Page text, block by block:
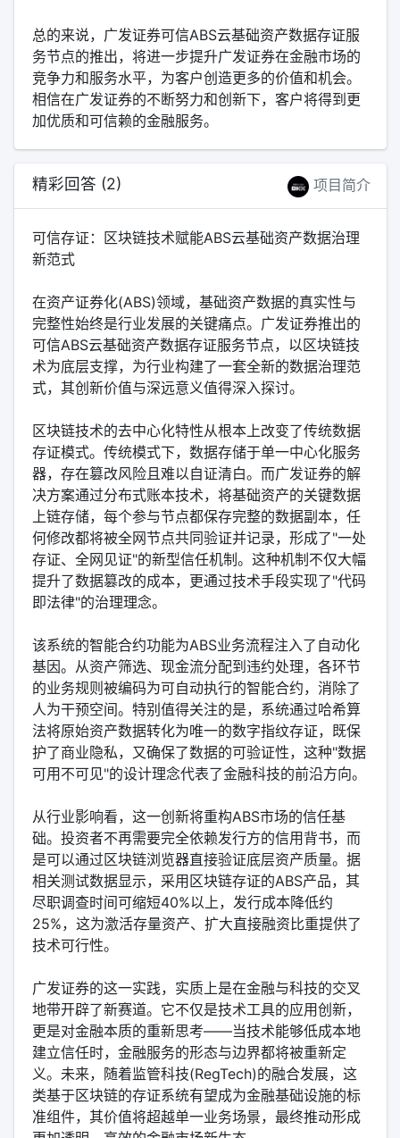
总的来说，广发证券可信ABS云基础资产数据存证服
务节点的推出，将进一步提升广发证券在金融市场的
竞争力和服务水平，为客户创造更多的价值和机会。
相信在广发证券的不断努力和创新下，客户将得到更
加优质和可信赖的金融服务。
精彩回答 (2) 项目简介
可信存证：区块链技术赋能ABS云基础资产数据治理
新范式
在资产证券化(ABS)领域，基础资产数据的真实性与
完整性始终是行业发展的关键痛点。广发证券推出的
可信ABS云基础资产数据存证服务节点，以区块链技
术为底层支撑，为行业构建了一套全新的数据治理范
式，其创新价值与深远意义值得深入探讨。
区块链技术的去中心化特性从根本上改变了传统数据
存证模式。传统模式下，数据存储于单一中心化服务
器，存在篡改风险且难以自证清白。而广发证券的解
决方案通过分布式账本技术，将基础资产的关键数据
上链存储，每个参与节点都保存完整的数据副本，任
何修改都将被全网节点共同验证并记录，形成了"一处
存证、全网见证"的新型信任机制。这种机制不仅大幅
提升了数据篡改的成本，更通过技术手段实现了"代码
即法律"的治理理念。
该系统的智能合约功能为ABS业务流程注入了自动化
基因。从资产筛选、现金流分配到违约处理，各环节
的业务规则被编码为可自动执行的智能合约，消除了
人为干预空间。特别值得关注的是，系统通过哈希算
法将原始资产数据转化为唯一的数字指纹存证，既保
护了商业隐私，又确保了数据的可验证性，这种"数据
可用不可见"的设计理念代表了金融科技的前沿方向。
从行业影响看，这一创新将重构ABS市场的信任基
础。投资者不再需要完全依赖发行方的信用背书，而
是可以通过区块链浏览器直接验证底层资产质量。据
相关测试数据显示，采用区块链存证的ABS产品，其
尽职调查时间可缩短40%以上，发行成本降低约
25%，这为激活存量资产、扩大直接融资比重提供了
技术可行性。
广发证券的这一实践，实质上是在金融与科技的交叉
地带开辟了新赛道。它不仅是技术工具的应用创新，
更是对金融本质的重新思考——当技术能够低成本地
建立信任时，金融服务的形态与边界都将被重新定
义。未来，随着监管科技(RegTech)的融合发展，这
类基于区块链的存证系统有望成为金融基础设施的标
准组件，其价值将超越单一业务场景，最终推动形成